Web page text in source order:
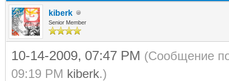
kiberk
Senior Member
10-14-2009, 07:47 PM (Сообщение
09:19 PM kiberk.)